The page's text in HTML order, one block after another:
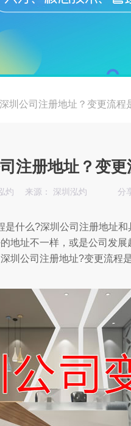
圳公司注册地址？变更流程
注册地址？变更
灼 来源： 深圳泓灼 分
是什么?深圳公司注册地址
地址不一样，或是公司发
圳公司注册地址?变更流程